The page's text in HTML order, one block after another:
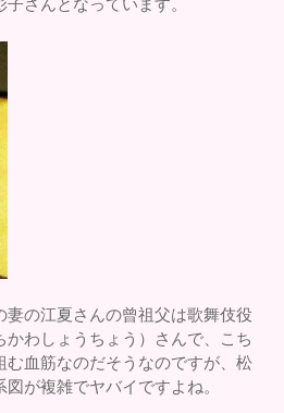
さんとなっています。
妻の江夏さんの曾祖父は歌舞伎役
わしょうちょう）さんで、こち
む血筋なのだそうなのですが、松
が複雑でヤバイですよね。